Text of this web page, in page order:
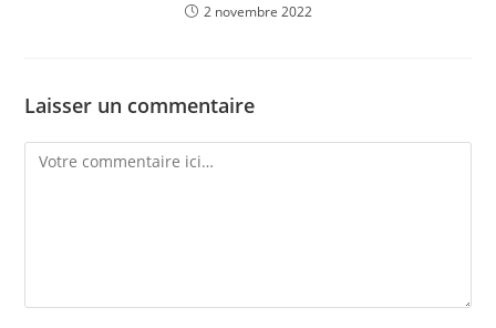
2 novembre 2022
Laisser un commentaire
Comment